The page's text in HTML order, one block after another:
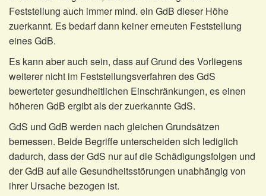
Feststellung auch immer mind. ein GdB dieser Höhe
zuerkannt. Es bedarf dann keiner erneuten Feststellung
eines GdB.
Es kann aber auch sein, dass auf Grund des Vorliegens
weiterer nicht im Feststellungsverfahren des GdS
bewerteter gesundheitlichen Einschränkungen, es einen
höheren GdB ergibt als der zuerkannte GdS.
GdS und GdB werden nach gleichen Grundsätzen
bemessen. Beide Begriffe unterscheiden sich lediglich
dadurch, dass der GdS nur auf die Schädigungsfolgen und
der GdB auf alle Gesundheitsstörungen unabhängig von
ihrer Ursache bezogen ist.